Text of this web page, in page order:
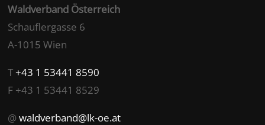
Waldverband Österreich
Schauflergasse 6
A-1015 Wien
T+43 1 53441 8590
F +43 1 53441 8529
@waldverband@lk-oe.at